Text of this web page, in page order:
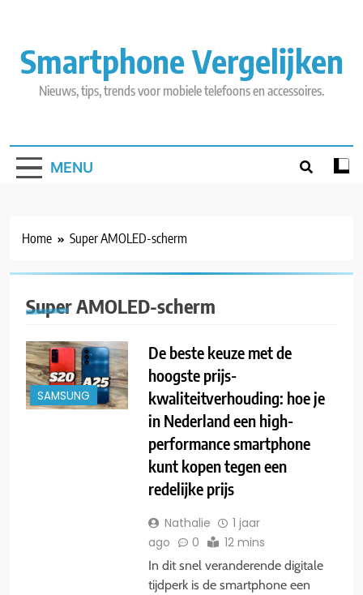
contentSmartphone Vergelijken
Nieuws, tips, trends voor mobiele telefoons en accessoires.
MENU
Home Super AMOLED-scherm
Super AMOLED-scherm
SAMSUNG
De beste keuze met de
hoogste prijs-
kwaliteitverhouding: hoe je
in Nederland een high-
performance smartphone
kunt kopen tegen een
redelijke prijs
Nathalie
1 jaar
ago
0 12 mins
In dit snel veranderende digitale
tijdperk is de smartphone een